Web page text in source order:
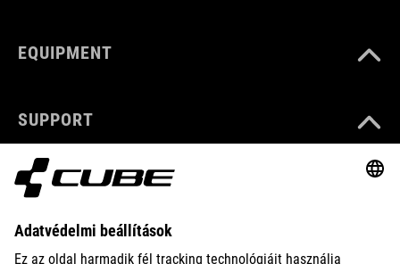
EQUIPMENT
SUPPORT
ABOUT US
EXPLORE